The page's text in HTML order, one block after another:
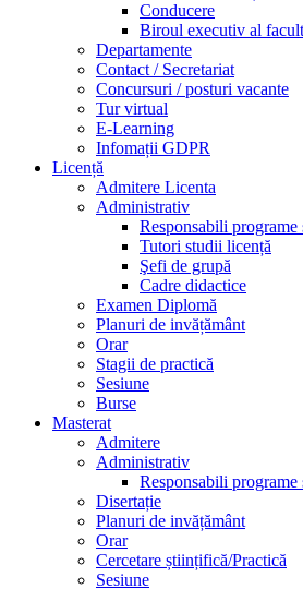
Conducere
Biroul executiv al
Departamente
Contact / Secretariat
Concursuri / posturi vacante
Tur virtual
E-Learning
Infomații GDPR
Licență
Admitere Licenta
Administrativ
Responsabili programe
Tutori studii licență
Şefi de grupă
Cadre didactice
Examen Diplomă
Planuri de invățământ
Orar
Stagii de practică
Sesiune
Burse
Masterat
Admitere
Administrativ
Responsabili programe
Disertație
Planuri de invățământ
Orar
Cercetare științifică/Practică
Sesiune